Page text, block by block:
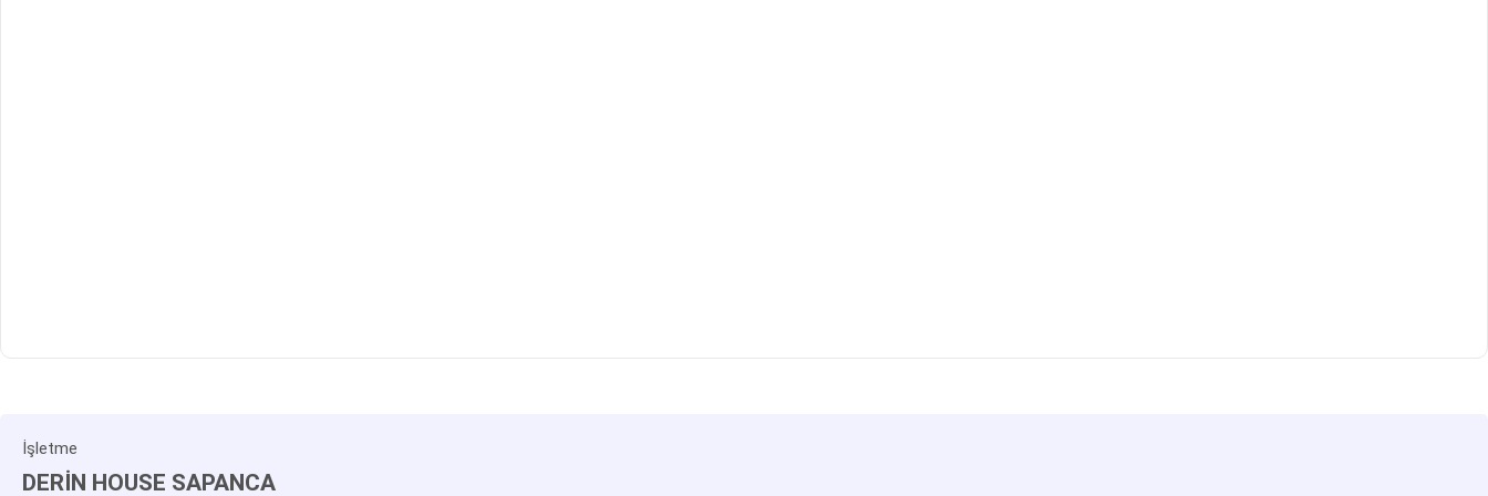
İşletme
DERİN HOUSE SAPANCA